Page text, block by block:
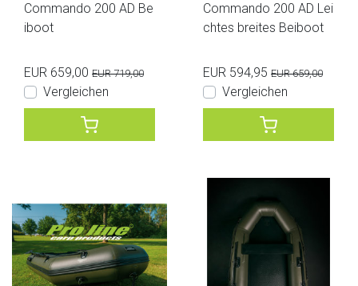
Commando 200 AD Be
iboot
EUR 659,00 EUR 719,00
Vergleichen
Commando 200 AD Lei
chtes breites Beiboot
EUR 594,95 EUR 659,00
Vergleichen